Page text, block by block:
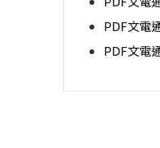
PDF文電
PDF文電